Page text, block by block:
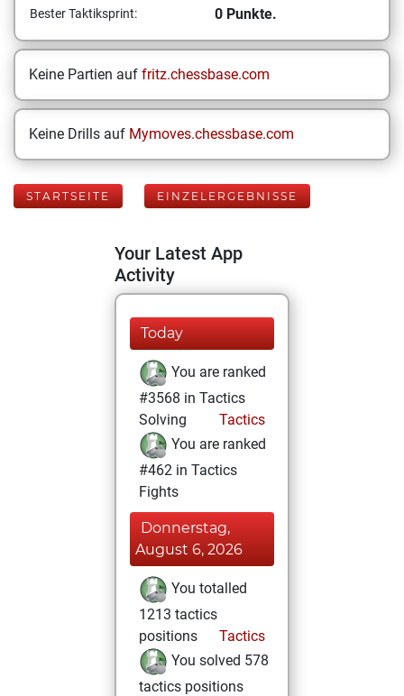
Bester Taktiksprint: 0 Punkte.
Keine Partien auf fritz.chessbase.com
Keine Drills auf Mymoves.chessbase.com
STARTSEITE EINZELERGEBNISSE
Your Latest App
Activity
Today
You are ranked
#3568 in Tactics
Solving
Tactics
You are ranked
#462 in Tactics
Fights
Donnerstag,
August 6, 2026
You totalled
1213 tactics
positions
Tactics
You solved 578
tactics positions